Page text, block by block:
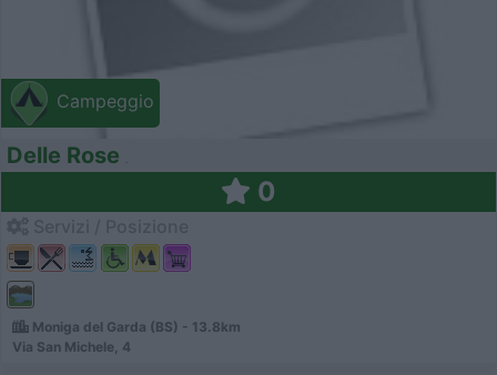
Campeggio
Delle Rose
0
Moniga del Garda (BS) - 13.8km
Via San Michele, 4